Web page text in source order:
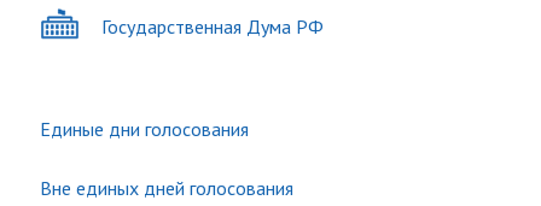
Государственная Дума РФ
Единые дни голосования
Вне единых дней голосования